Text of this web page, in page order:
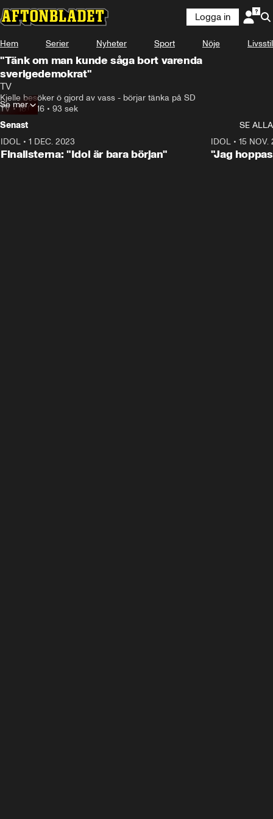
Logga in
Hem Serier Nyheter Sport Nöje Livsstil
"Tänk om man kunde såga bort varenda
sverigedemokrat"
TV
Kjelle besöker ö gjord av vass - börjar tänka på SD
TV •18.07.16 • 93 sek
Se mer
Senast
SE ALLA
IDOL • 1 DEC. 2023
Finalisterna: "Idol är bara början"
IDOL• 15 NOV.
"Jag